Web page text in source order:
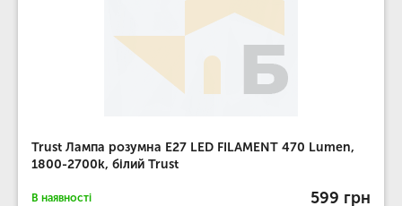
Trust Лампа розумна E27 LED FILAMENT 470 Lumen,
1800-2700k, білий Trust
В наявності 599 грн